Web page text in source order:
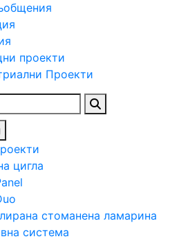
проекти
Проекти
цигла
стоманена ламарина
система